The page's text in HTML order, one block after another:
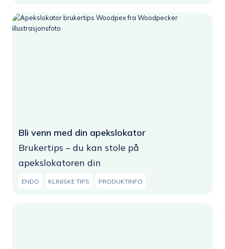
Bli venn med din apekslokator
Brukertips – du kan stole på
apekslokatoren din
ENDO KLINISKE TIPS PRODUKTINFO